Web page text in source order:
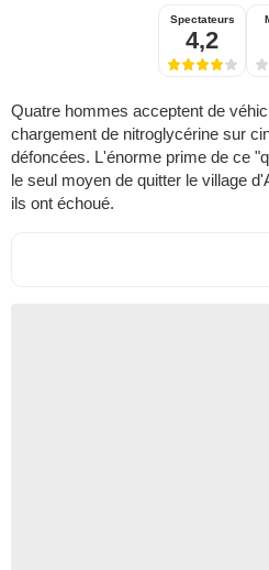
Spectateurs
4,2
Quatre hommes acceptent de
chargement de nitroglycérine sur
défoncées. L'énorme prime de ce
le seul moyen de quitter le village
ils ont échoué.